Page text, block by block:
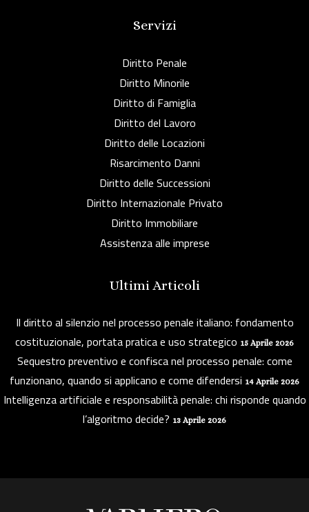
Servizi
Diritto Penale
Diritto Minorile
Diritto di Famiglia
Diritto del Lavoro
Diritto delle Locazioni
Risarcimento Danni
Diritto delle Successioni
Diritto Internazionale Privato
Diritto Immobiliare
Assistenza alle imprese
Ultimi Articoli
Il diritto al silenzio nel processo penale italiano: fondamento
costituzionale, portata pratica e uso strategico 15 Aprile 2026
Sequestro preventivo e confisca nel processo penale: come
funzionano, quando si applicano e come difendersi 14 Aprile 2026
Intelligenza artificiale e responsabilità penale: chi risponde quando
l’algoritmo decide? 13 Aprile 2026